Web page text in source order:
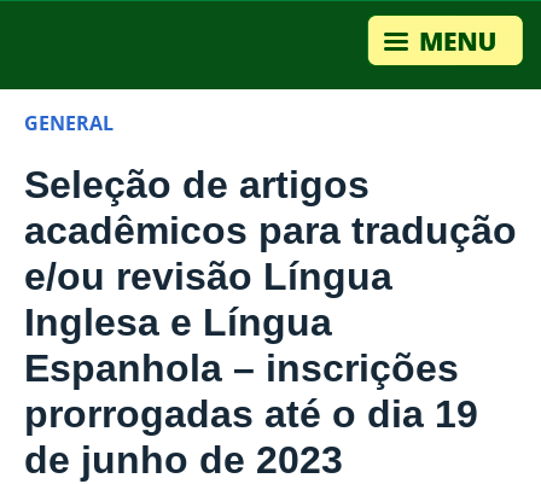
GENERAL
Seleção de artigos
acadêmicos para tradução
e/ou revisão Língua
Inglesa e Língua
Espanhola – inscrições
prorrogadas até o dia 19
de junho de 2023